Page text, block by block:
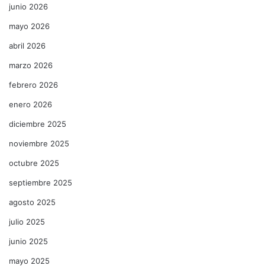
junio 2026
mayo 2026
abril 2026
marzo 2026
febrero 2026
enero 2026
diciembre 2025
noviembre 2025
octubre 2025
septiembre 2025
agosto 2025
julio 2025
junio 2025
mayo 2025